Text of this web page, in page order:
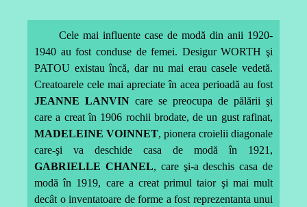
Cele mai influente case de modă din anii 1920-
1940 au fost conduse de femei. Desigur WORTH şi
PATOU existau încă, dar nu mai erau casele vedetă.
Creatoarele cele mai apreciate în acea perioadă au fost
JEANNE LANVIN care se preocupa de pălării şi
care a creat în 1906 rochii brodate, de un gust rafinat,
MADELEINE VOINNET, pionera croielii diagonale
care-şi va deschide casa de modă în 1921,
GABRIELLE CHANEL, care şi-a deschis casa de
modă în 1919, care a creat primul taior şi mai mult
decât o inventatoare de forme a fost reprezentanta unui